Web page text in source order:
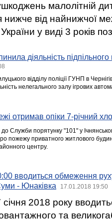
малолітній
нижче від найнижчої
у виді 3 років
діяльність
відділу поліції ГУНП в
нелегального залу ігрових
отримав опіки 7-річний
до Служби порятунку "101" у
пожежу приватного житлового
центру.
вводиться обмеження
- Юнаківка
17.01.2018 19:50
2018 року
та